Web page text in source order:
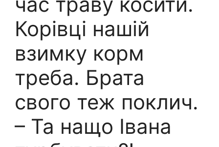
Корівці нашій
взимку корм
треба. Брата
свого теж поклич.
– Та нащо Івана